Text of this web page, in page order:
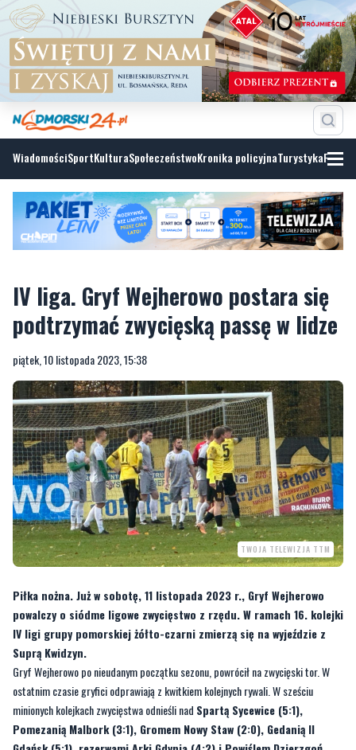
WiadomościSportKulturaSpołeczeństwoKronika policyjnaTurystyka
IV liga. Gryf Wejherowo postara się
podtrzymać zwycięską passę w lidze
piątek, 10 listopada 2023, 15:38
TWOJA TELEWIZJA TTM
Piłka nożna. Już w sobotę, 11 listopada 2023 r., Gryf Wejherowo
powalczy o siódme ligowe zwycięstwo z rzędu. W ramach 16. kolejki
IV ligi grupy pomorskiej żółto-czarni zmierzą się na wyjeździe z
Suprą Kwidzyn.
Gryf Wejherowo po nieudanym początku sezonu, powrócił na zwycięski tor. W
ostatnim czasie gryfici odprawiają z kwitkiem kolejnych rywali. W sześciu
minionych kolejkach zwycięstwa odnieśli nad Spartą Sycewice (5:1),
Pomezanią Malbork (3:1), Gromem Nowy Staw (2:0), Gedanią II